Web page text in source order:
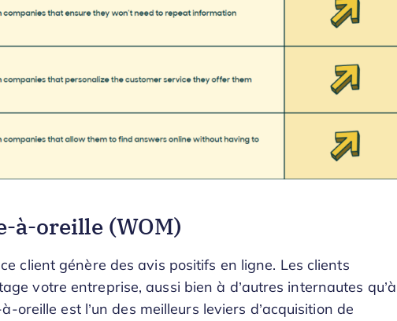
à-oreille (WOM)
client génère des avis positifs en ligne. Les clients
votre entreprise, aussi bien à d’autres internautes qu’à
oreille est l’un des meilleurs leviers d’acquisition de